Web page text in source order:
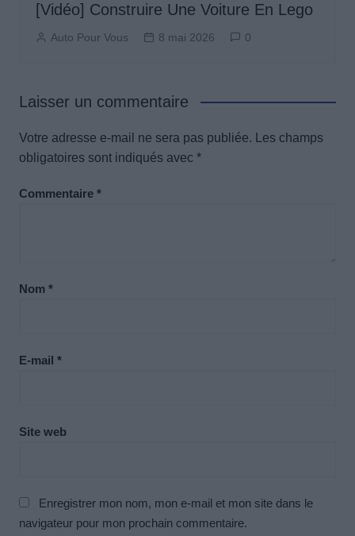
[Vidéo] Construire Une Voiture En Lego
Auto Pour Vous 8 mai 2026 0
Laisser un commentaire
Votre adresse e-mail ne sera pas publiée. Les champs
obligatoires sont indiqués avec *
Commentaire *
Nom *
E-mail *
Site web
Enregistrer mon nom, mon e-mail et mon site dans le
navigateur pour mon prochain commentaire.